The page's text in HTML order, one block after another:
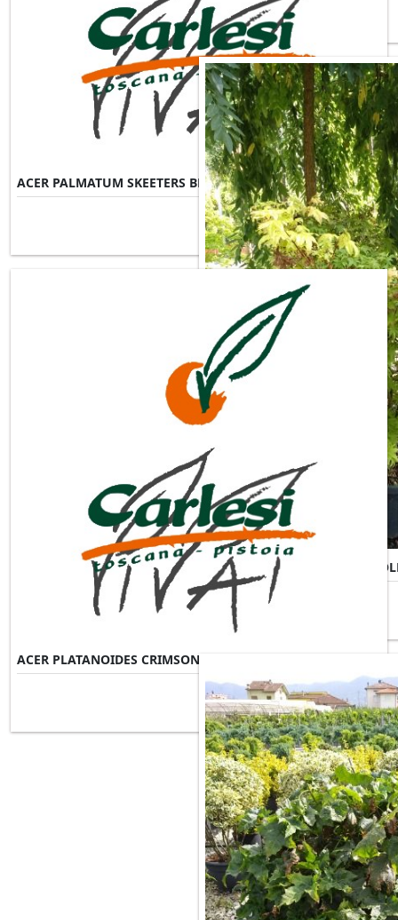
ACER PALMATUM SKEETERS BROOM
Misure Disponibili ►
ACER PALMATUM
ACER PLATANOIDES CRIMSON SENTRY
Misure Disponibili ►